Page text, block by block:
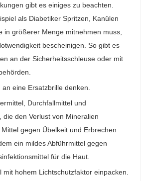
gibt es einiges zu beachten.
als Diabetiker Spritzen, Kanülen
in größerer Menge mitnehmen muss,
bescheinigen. So gibt es
an der Sicherheitsschleuse oder mit
eine Ersatzbrille denken.
Durchfallmittel und
die den Verlust von Mineralien
gegen Übelkeit und Erbrechen
ein mildes Abführmittel gegen
für die Haut.
mit hohem Lichtschutzfaktor einpacken.